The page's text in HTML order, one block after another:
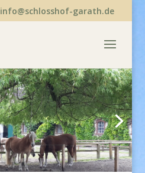
info@schlosshof-garath.de